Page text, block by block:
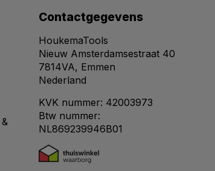
Contactgegevens
HoukemaTools
Nieuw Amsterdamsestraat 40
7814VA, Emmen
Nederland
KVK nummer: 42003973
Btw nummer:
NL869239946B01